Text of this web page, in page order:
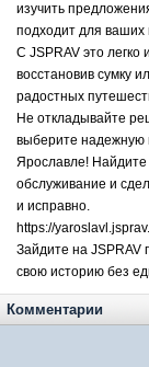
изучить
подходит для ваших
С JSPRAV это легко
восстановив сумку
радостных
Не откладывайте
выберите надежную
Ярославле! Найдите
обслуживание и
и исправно.
https://
Зайдите на JSPRAV
свою историю без
Комментарии